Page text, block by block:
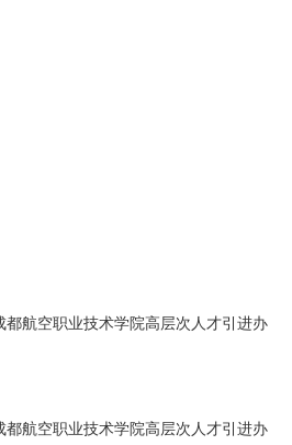
都航空职业技术学院高层次人才引进办
都航空职业技术学院高层次人才引进办